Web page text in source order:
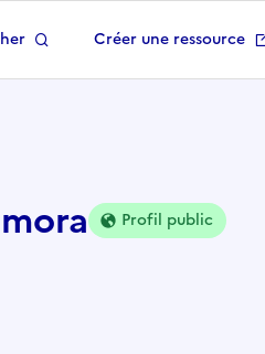
Créer une ressource
Profil public